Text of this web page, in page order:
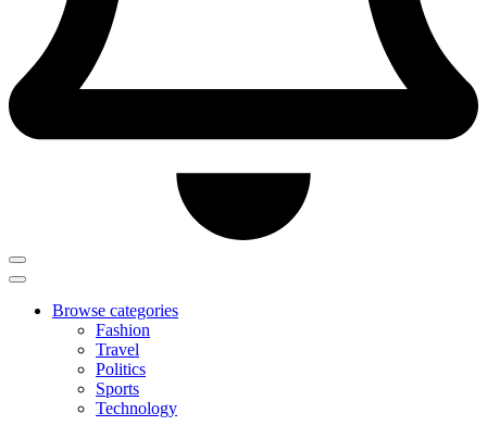
Browse categories
Fashion
Travel
Politics
Sports
Technology